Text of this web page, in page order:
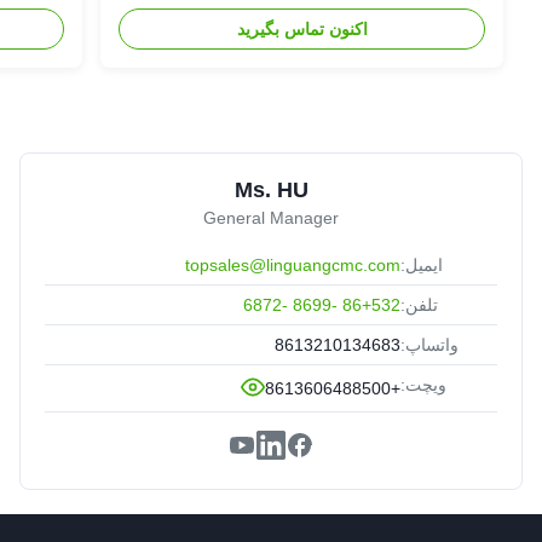
اکنون تماس بگیرید
Ms. HU
General Manager
ایمیل:topsales@linguangcmc.com
تلفن:86+532 -8699 -6872
واتساپ:8613210134683
ویچت:+8613606488500